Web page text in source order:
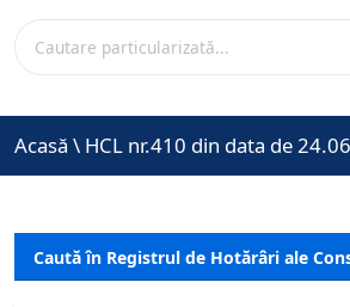
Acasă \ HCL nr.410 din data de
Caută în Registrul de Hotărâri ale